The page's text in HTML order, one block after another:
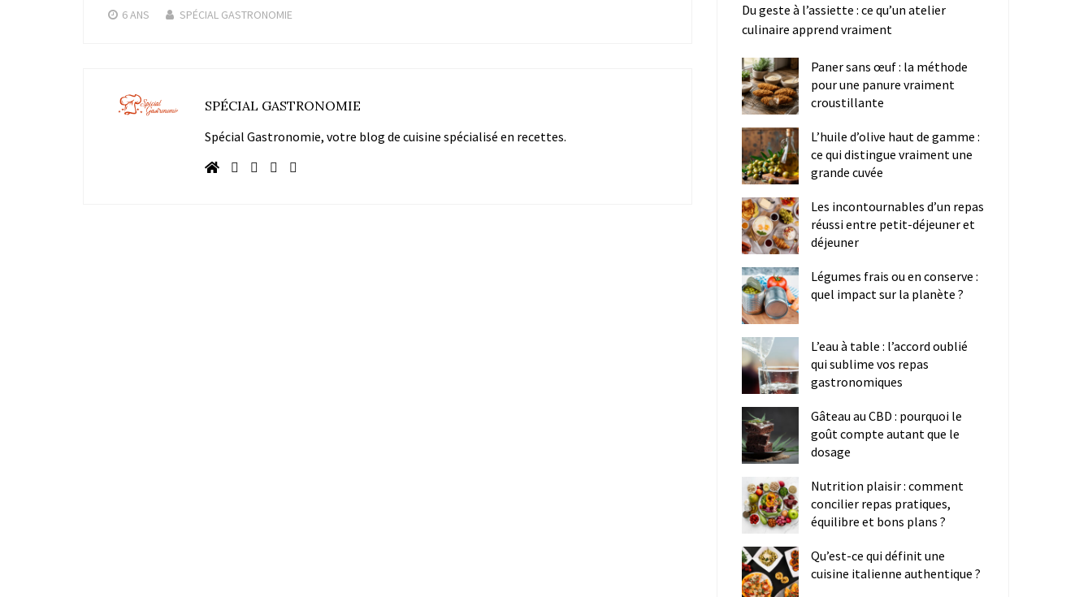
6 ANS SPÉCIAL GASTRONOMIE
SPÉCIAL GASTRONOMIE
Spécial Gastronomie, votre blog de cuisine spécialisé en recettes.
Du geste à l’assiette : ce qu’un atelier
culinaire apprend vraiment
Paner sans œuf : la méthode
pour une panure vraiment
croustillante
L’huile d’olive haut de gamme :
ce qui distingue vraiment une
grande cuvée
Les incontournables d’un repas
réussi entre petit-déjeuner et
déjeuner
Légumes frais ou en conserve :
quel impact sur la planète ?
L’eau à table : l’accord oublié
qui sublime vos repas
gastronomiques
Gâteau au CBD : pourquoi le
goût compte autant que le
dosage
Nutrition plaisir : comment
concilier repas pratiques,
équilibre et bons plans ?
Qu’est-ce qui définit une
cuisine italienne authentique ?